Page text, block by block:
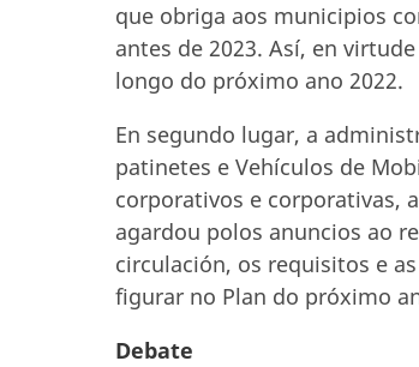
que obriga aos municipios
antes de 2023. Así, en
longo do próximo ano 2022.
En segundo lugar, a
patinetes e Vehículos de
corporativos e corporativas,
agardou polos anuncios ao
circulación, os requisitos e
figurar no Plan do próximo
Debate